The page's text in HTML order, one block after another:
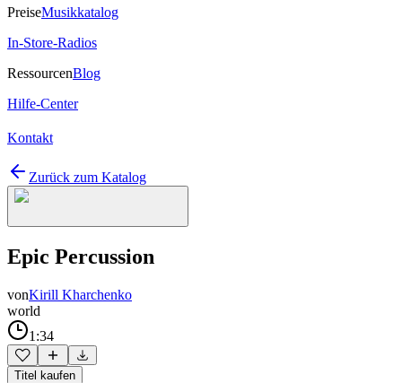
PreiseMusikkatalog
In-Store-Radios
RessourcenBlog
Hilfe-Center
Kontakt
Zurück zum Katalog
Epic Percussion
vonKirill Kharchenko
world
1:34
Titel kaufen